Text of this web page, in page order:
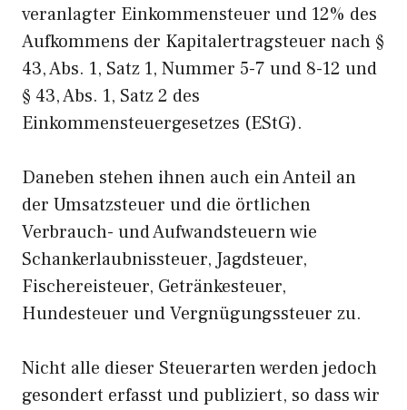
veranlagter Einkommensteuer und 12% des
Aufkommens der Kapitalertragsteuer nach §
43, Abs. 1, Satz 1, Nummer 5-7 und 8-12 und
§ 43, Abs. 1, Satz 2 des
Einkommensteuergesetzes (EStG).
Daneben stehen ihnen auch ein Anteil an
der Umsatzsteuer und die örtlichen
Verbrauch- und Aufwandsteuern wie
Schankerlaubnissteuer, Jagdsteuer,
Fischereisteuer, Getränkesteuer,
Hundesteuer und Vergnügungssteuer zu.
Nicht alle dieser Steuerarten werden jedoch
gesondert erfasst und publiziert, so dass wir